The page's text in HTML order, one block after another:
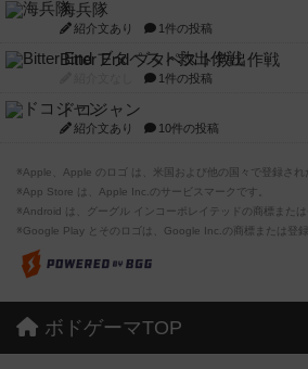
海兵隊
紹介文あり 1件の投稿
Bitter End ブタペスト救出作戦
1件の投稿
ドコジャン
紹介文あり 10件の投稿
※Apple、Apple のロゴ は、米国および他の国々で登録され
※App Store は、Apple Inc.のサービスマークです。
※Android は、グーグル インコーポレイテッドの商標または
※Google Play とそのロゴは、Google Inc.の商標または登録
ボドゲーマTOP